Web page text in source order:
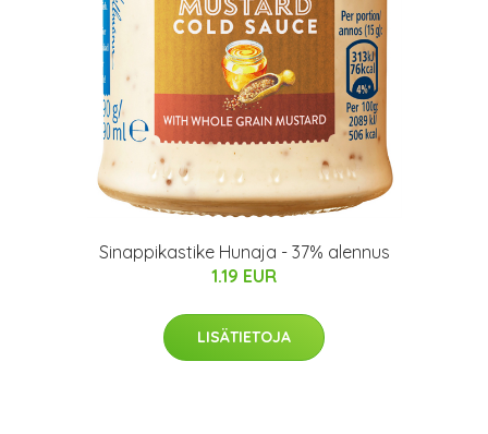
Sinappikastike Hunaja - 37% alennus
1.19 EUR
LISÄTIETOJA